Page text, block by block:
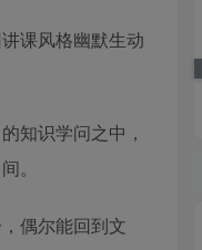
课风格幽默生动
知识学问之中，
。
偶尔能回到文